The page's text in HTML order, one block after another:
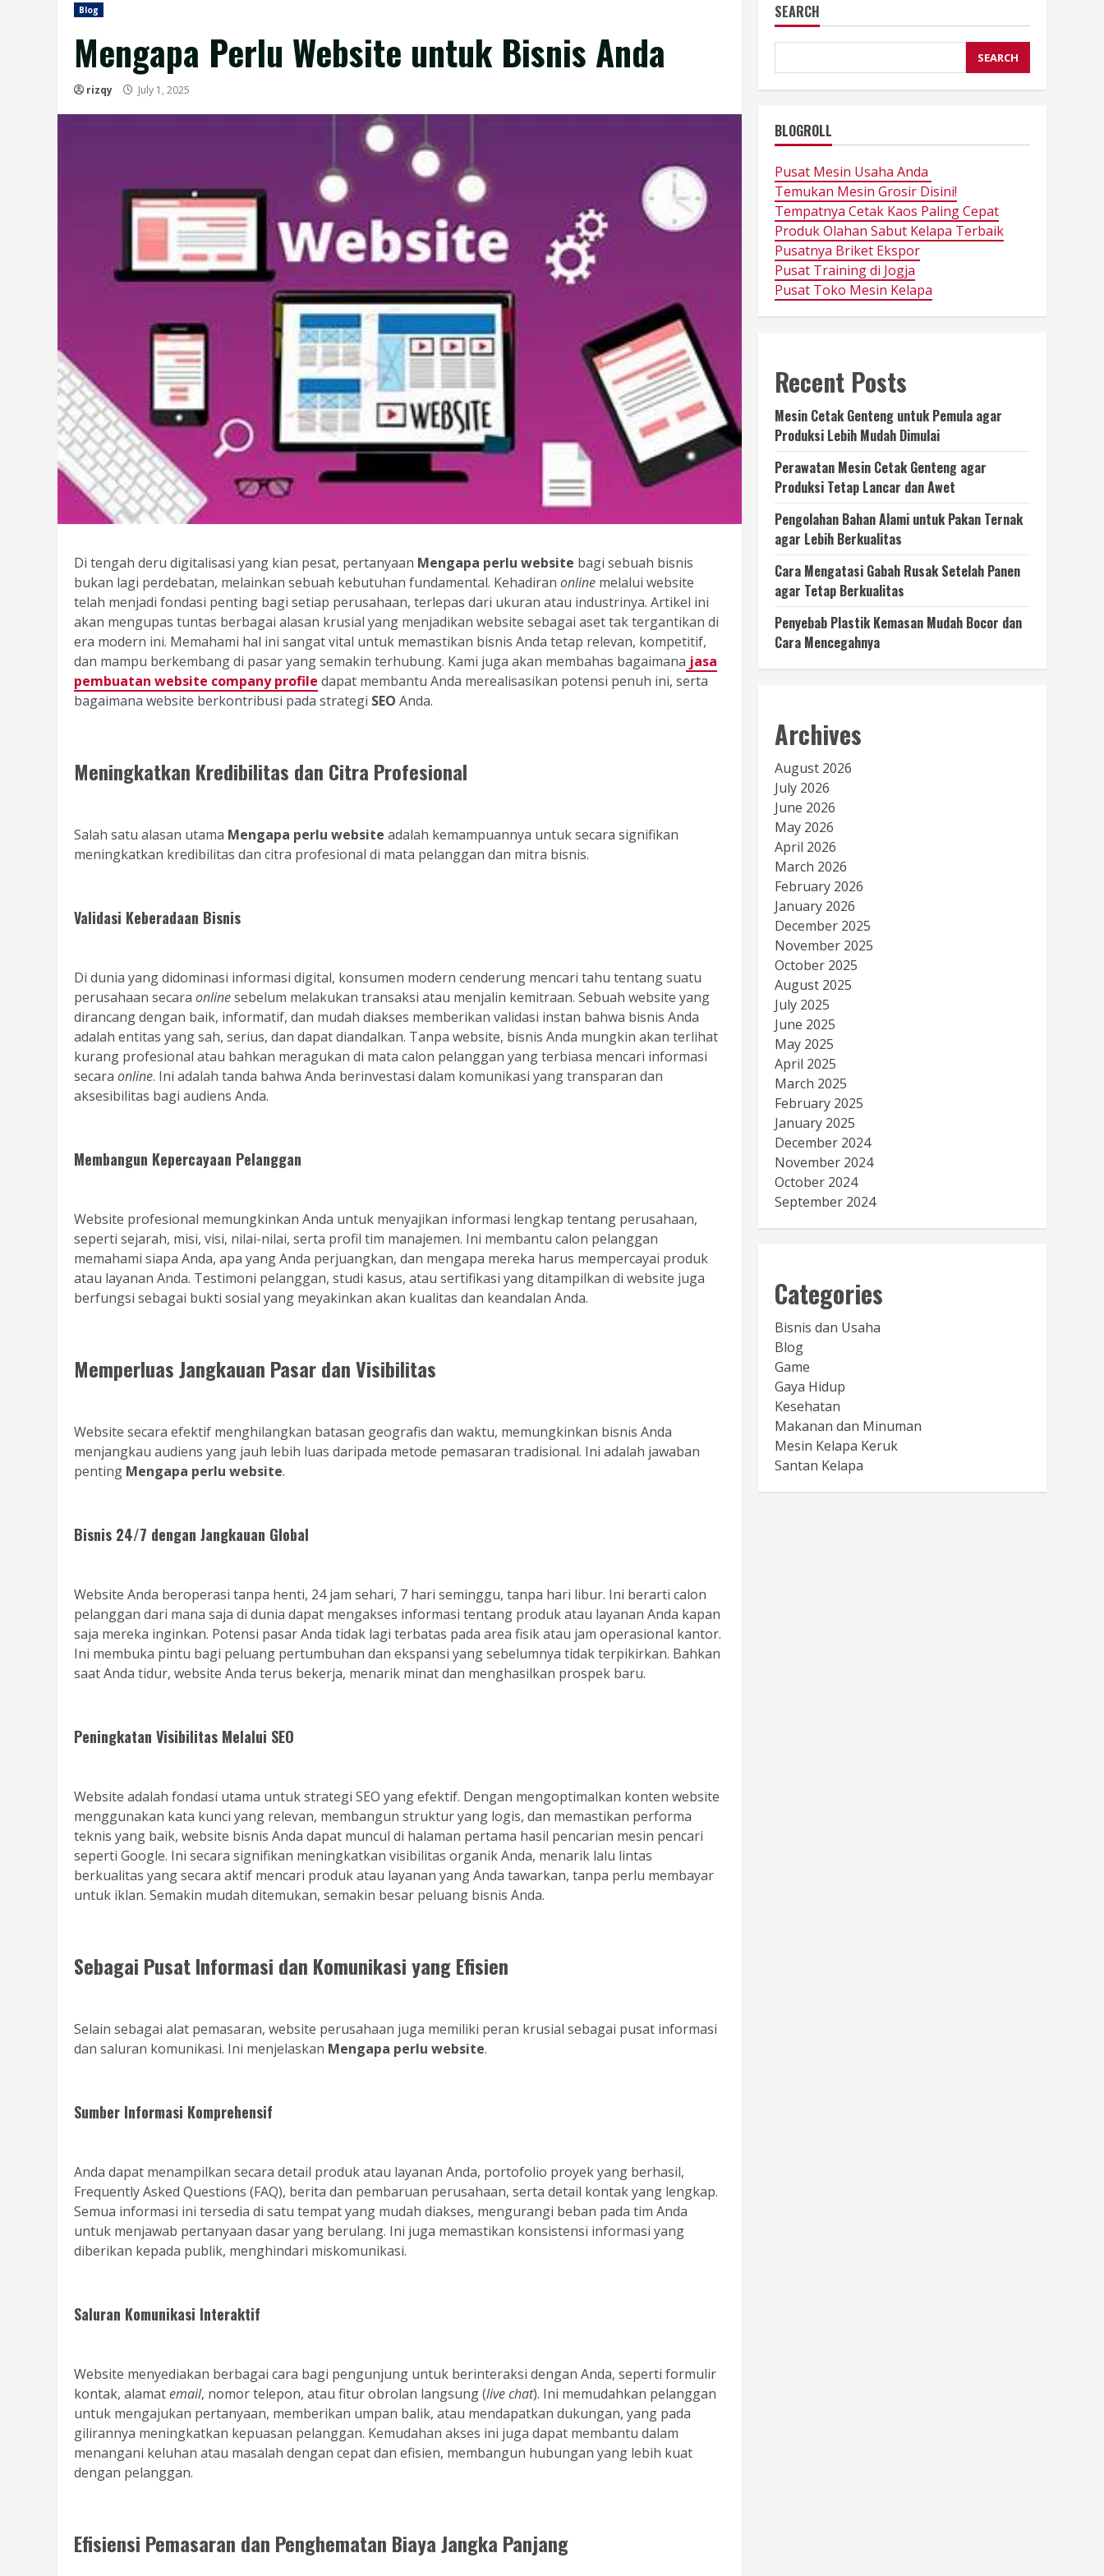
Blog
Mengapa Perlu Website untuk Bisnis Anda
rizqy July 1, 2025
Di tengah deru digitalisasi yang kian pesat, pertanyaan Mengapa perlu website bagi sebuah bisnis
bukan lagi perdebatan, melainkan sebuah kebutuhan fundamental. Kehadiran online melalui website
telah menjadi fondasi penting bagi setiap perusahaan, terlepas dari ukuran atau industrinya. Artikel ini
akan mengupas tuntas berbagai alasan krusial yang menjadikan website sebagai aset tak tergantikan di
era modern ini. Memahami hal ini sangat vital untuk memastikan bisnis Anda tetap relevan, kompetitif,
dan mampu berkembang di pasar yang semakin terhubung. Kami juga akan membahas bagaimana jasa
pembuatan website company profile dapat membantu Anda merealisasikan potensi penuh ini, serta
bagaimana website berkontribusi pada strategi SEO Anda.
Meningkatkan Kredibilitas dan Citra Profesional
Salah satu alasan utama Mengapa perlu website adalah kemampuannya untuk secara signifikan
meningkatkan kredibilitas dan citra profesional di mata pelanggan dan mitra bisnis.
Validasi Keberadaan Bisnis
Di dunia yang didominasi informasi digital, konsumen modern cenderung mencari tahu tentang suatu
perusahaan secara onlinesebelum melakukan transaksi atau menjalin kemitraan. Sebuah website yang
dirancang dengan baik, informatif, dan mudah diakses memberikan validasi instan bahwa bisnis Anda
adalah entitas yang sah, serius, dan dapat diandalkan. Tanpa website, bisnis Anda mungkin akan terlihat
kurang profesional atau bahkan meragukan di mata calon pelanggan yang terbiasa mencari informasi
secara online. Ini adalah tanda bahwa Anda berinvestasi dalam komunikasi yang transparan dan
aksesibilitas bagi audiens Anda.
Membangun Kepercayaan Pelanggan
Website profesional memungkinkan Anda untuk menyajikan informasi lengkap tentang perusahaan,
seperti sejarah, misi, visi, nilai-nilai, serta profil tim manajemen. Ini membantu calon pelanggan
memahami siapa Anda, apa yang Anda perjuangkan, dan mengapa mereka harus mempercayai produk
atau layanan Anda. Testimoni pelanggan, studi kasus, atau sertifikasi yang ditampilkan di website juga
berfungsi sebagai bukti sosial yang meyakinkan akan kualitas dan keandalan Anda.
Memperluas Jangkauan Pasar dan Visibilitas
Website secara efektif menghilangkan batasan geografis dan waktu, memungkinkan bisnis Anda
menjangkau audiens yang jauh lebih luas daripada metode pemasaran tradisional. Ini adalah jawaban
penting Mengapa perlu website.
Bisnis 24/7 dengan Jangkauan Global
Website Anda beroperasi tanpa henti, 24 jam sehari, 7 hari seminggu, tanpa hari libur. Ini berarti calon
pelanggan dari mana saja di dunia dapat mengakses informasi tentang produk atau layanan Anda kapan
saja mereka inginkan. Potensi pasar Anda tidak lagi terbatas pada area fisik atau jam operasional kantor.
Ini membuka pintu bagi peluang pertumbuhan dan ekspansi yang sebelumnya tidak terpikirkan. Bahkan
saat Anda tidur, website Anda terus bekerja, menarik minat dan menghasilkan prospek baru.
Peningkatan Visibilitas Melalui SEO
Website adalah fondasi utama untuk strategi SEO yang efektif. Dengan mengoptimalkan konten website
menggunakan kata kunci yang relevan, membangun struktur yang logis, dan memastikan performa
teknis yang baik, website bisnis Anda dapat muncul di halaman pertama hasil pencarian mesin pencari
seperti Google. Ini secara signifikan meningkatkan visibilitas organik Anda, menarik lalu lintas
berkualitas yang secara aktif mencari produk atau layanan yang Anda tawarkan, tanpa perlu membayar
untuk iklan. Semakin mudah ditemukan, semakin besar peluang bisnis Anda.
Sebagai Pusat Informasi dan Komunikasi yang Efisien
Selain sebagai alat pemasaran, website perusahaan juga memiliki peran krusial sebagai pusat informasi
dan saluran komunikasi. Ini menjelaskan Mengapa perlu website.
Sumber Informasi Komprehensif
Anda dapat menampilkan secara detail produk atau layanan Anda, portofolio proyek yang berhasil,
Frequently Asked Questions (FAQ), berita dan pembaruan perusahaan, serta detail kontak yang lengkap.
Semua informasi ini tersedia di satu tempat yang mudah diakses, mengurangi beban pada tim Anda
untuk menjawab pertanyaan dasar yang berulang. Ini juga memastikan konsistensi informasi yang
diberikan kepada publik, menghindari miskomunikasi.
Saluran Komunikasi Interaktif
Website menyediakan berbagai cara bagi pengunjung untuk berinteraksi dengan Anda, seperti formulir
kontak, alamatemail, nomor telepon, atau fitur obrolan langsung (live chat). Ini memudahkan pelanggan
untuk mengajukan pertanyaan, memberikan umpan balik, atau mendapatkan dukungan, yang pada
gilirannya meningkatkan kepuasan pelanggan. Kemudahan akses ini juga dapat membantu dalam
menangani keluhan atau masalah dengan cepat dan efisien, membangun hubungan yang lebih kuat
dengan pelanggan.
Efisiensi Pemasaran dan Penghematan Biaya Jangka Panjang
SEARCH
SEARCH
BLOGROLL
Pusat Mesin Usaha Anda
Temukan Mesin Grosir Disini!
Tempatnya Cetak Kaos Paling Cepat
Produk Olahan Sabut Kelapa Terbaik
Pusatnya Briket Ekspor
Pusat Training di Jogja
Pusat Toko Mesin Kelapa
Recent Posts
Mesin Cetak Genteng untuk Pemula agar
Produksi Lebih Mudah Dimulai
Perawatan Mesin Cetak Genteng agar
Produksi Tetap Lancar dan Awet
Pengolahan Bahan Alami untuk Pakan Ternak
agar Lebih Berkualitas
Cara Mengatasi Gabah Rusak Setelah Panen
agar Tetap Berkualitas
Penyebab Plastik Kemasan Mudah Bocor dan
Cara Mencegahnya
Archives
August 2026
July 2026
June 2026
May 2026
April 2026
March 2026
February 2026
January 2026
December 2025
November 2025
October 2025
August 2025
July 2025
June 2025
May 2025
April 2025
March 2025
February 2025
January 2025
December 2024
November 2024
October 2024
September 2024
Categories
Bisnis dan Usaha
Blog
Game
Gaya Hidup
Kesehatan
Makanan dan Minuman
Mesin Kelapa Keruk
Santan Kelapa